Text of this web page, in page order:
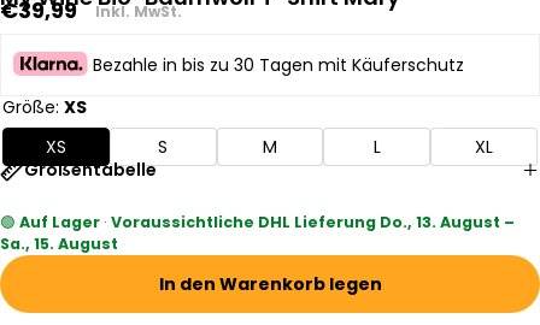
Regulärer
€39,99 Inkl. MwSt.
Bezahle in bis zu 30 Tagen mit Käuferschutz
Größe: XS
XS
S M L
XL
Größentabelle
🟢 Auf Lager · Voraussichtliche DHL Lieferung Do., 13. August –
Sa., 15. August
In den Warenkorb legen